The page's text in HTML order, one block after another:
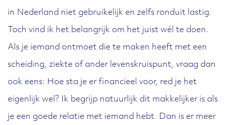
in Nederland niet gebruikelijk en zelfs ronduit lastig.
Toch vind ik het belangrijk om het juist wél te doen.
Als je iemand ontmoet die te maken heeft met een
scheiding, ziekte of ander levenskruispunt, vraag dan
ook eens: Hoe sta je er financieel voor, red je het
eigenlijk wel? Ik begrijp natuurlijk dit makkelijker is als
je een goede relatie met iemand hebt. Dan is er meer